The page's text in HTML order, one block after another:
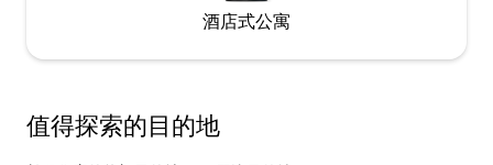
酒店式公寓
值得探索的目的地